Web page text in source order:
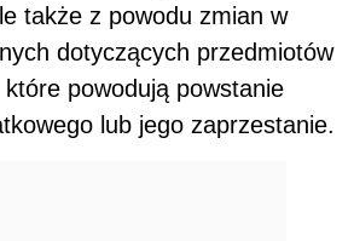
także z powodu zmian w
dotyczących przedmiotów
powodują powstanie
lub jego zaprzestanie.